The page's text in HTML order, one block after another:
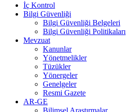
İç Kontrol
Bilgi Güvenliği
Bilgi Güvenliği Belgeleri
Bilgi Güvenliği Politikaları
Mevzuat
Kanunlar
Yönetmelikler
Tüzükler
Yönergeler
Genelgeler
Resmi Gazete
AR-GE
Bilimsel Araştırmalar